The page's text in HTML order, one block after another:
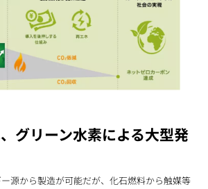
グリーン水素による大型発
源から製造が可能だが、化石燃料から触媒等